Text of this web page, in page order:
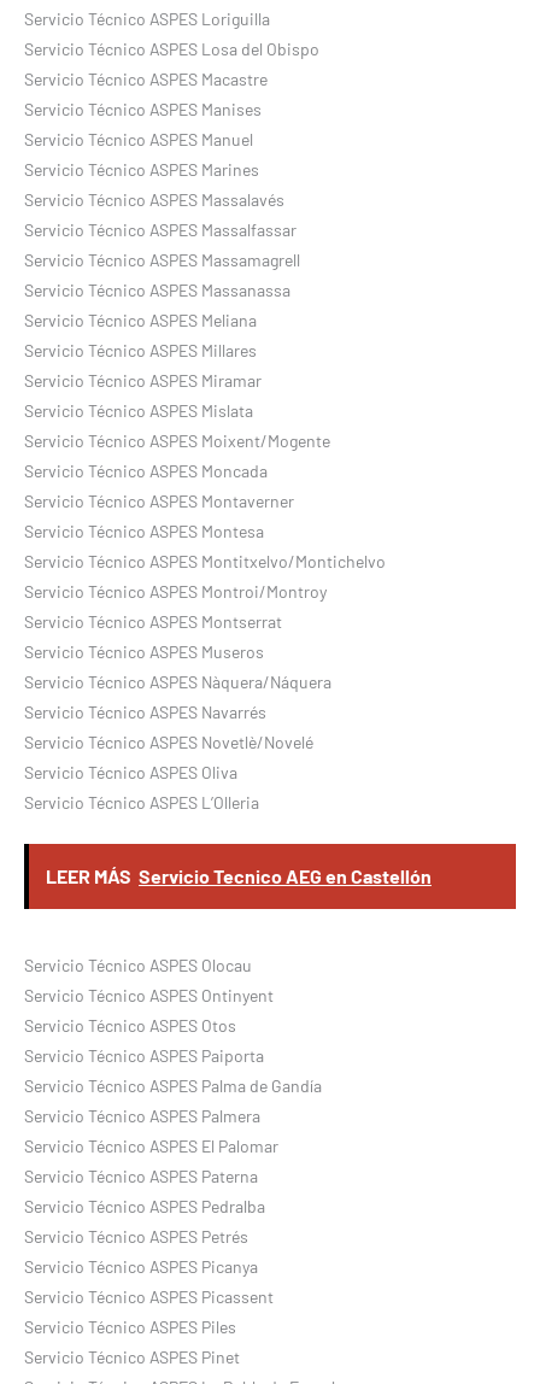
Servicio Técnico ASPES Loriguilla
Servicio Técnico ASPES Losa del Obispo
Servicio Técnico ASPES Macastre
Servicio Técnico ASPES Manises
Servicio Técnico ASPES Manuel
Servicio Técnico ASPES Marines
Servicio Técnico ASPES Massalavés
Servicio Técnico ASPES Massalfassar
Servicio Técnico ASPES Massamagrell
Servicio Técnico ASPES Massanassa
Servicio Técnico ASPES Meliana
Servicio Técnico ASPES Millares
Servicio Técnico ASPES Miramar
Servicio Técnico ASPES Mislata
Servicio Técnico ASPES Moixent/Mogente
Servicio Técnico ASPES Moncada
Servicio Técnico ASPES Montaverner
Servicio Técnico ASPES Montesa
Servicio Técnico ASPES Montitxelvo/Montichelvo
Servicio Técnico ASPES Montroi/Montroy
Servicio Técnico ASPES Montserrat
Servicio Técnico ASPES Museros
Servicio Técnico ASPES Nàquera/Náquera
Servicio Técnico ASPES Navarrés
Servicio Técnico ASPES Novetlè/Novelé
Servicio Técnico ASPES Oliva
Servicio Técnico ASPES L’Olleria
LEER MÁS Servicio Tecnico AEG en Castellón
Servicio Técnico ASPES Olocau
Servicio Técnico ASPES Ontinyent
Servicio Técnico ASPES Otos
Servicio Técnico ASPES Paiporta
Servicio Técnico ASPES Palma de Gandía
Servicio Técnico ASPES Palmera
Servicio Técnico ASPES El Palomar
Servicio Técnico ASPES Paterna
Servicio Técnico ASPES Pedralba
Servicio Técnico ASPES Petrés
Servicio Técnico ASPES Picanya
Servicio Técnico ASPES Picassent
Servicio Técnico ASPES Piles
Servicio Técnico ASPES Pinet